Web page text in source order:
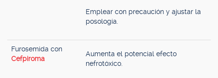
Emplear con precaución y ajustar la
posología.
Furosemida con
Cefpiroma
Aumenta el potencial efecto
nefrotóxico.